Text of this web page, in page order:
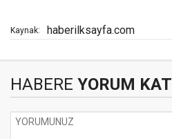
Kaynak: haberilksayfa.com
HABERE YORUM KAT